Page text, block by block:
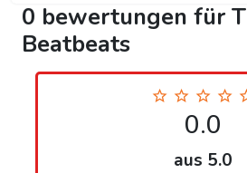
0 bewertungen für
Beatbeats
0.0
aus 5.0